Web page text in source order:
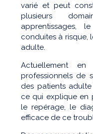
varié et peut
plusieurs
apprentissages,
conduites à risque,
adulte.
Actuellement
professionnels de
des patients adulte
ce qui explique en
le repérage, le
efficace de ce